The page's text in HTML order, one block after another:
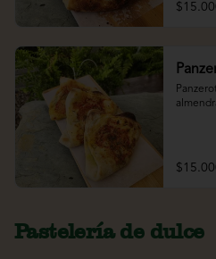
Pastelería de dulce